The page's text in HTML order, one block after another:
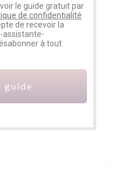
le guide gratuit par
de confidentialité
de recevoir la
assistante-
à tout
guide